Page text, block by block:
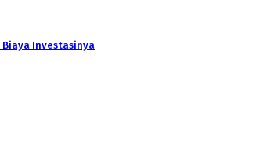
Biaya Investasinya